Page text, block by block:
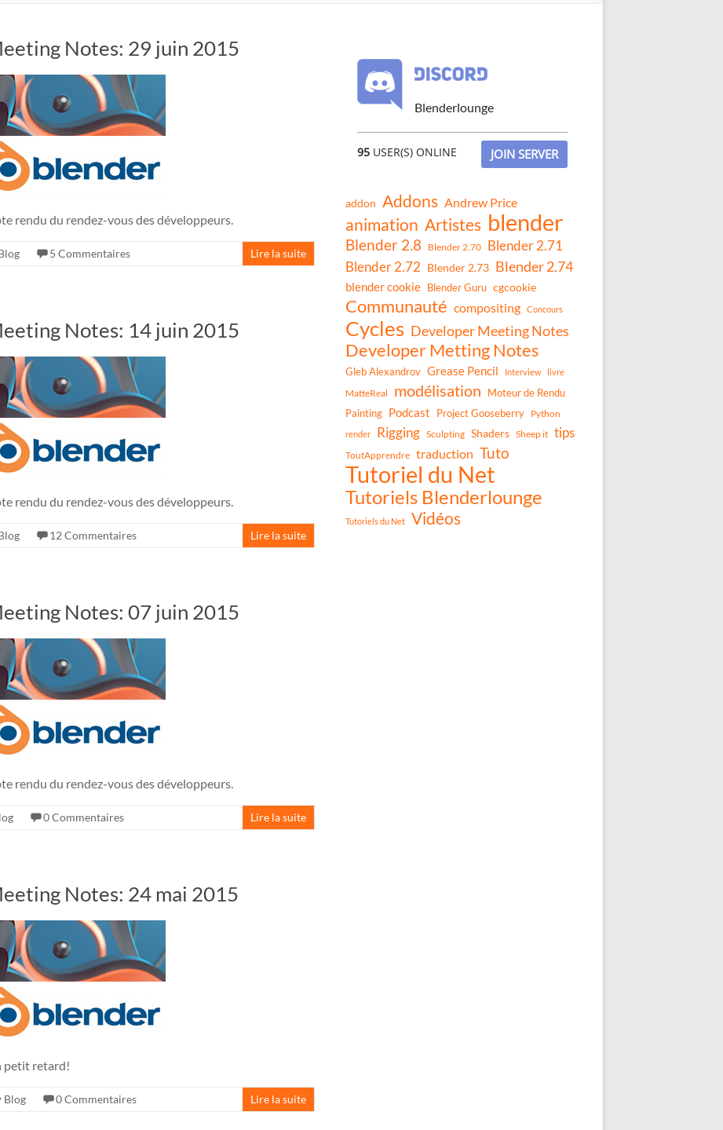
Notes: 29 juin 2015
rendu du rendez-vous des développeurs.
5 Commentaires Lire la suite
Notes: 14 juin 2015
rendu du rendez-vous des développeurs.
12 Commentaires Lire la suite
Notes: 07 juin 2015
rendu du rendez-vous des développeurs.
0 Commentaires Lire la suite
Notes: 24 mai 2015
petit retard!
Blog 0 Commentaires Lire la suite
Blenderlounge
95USER(S) ONLINE JOIN SERVER
addon Addons Andrew Price
animation Artistes blender
Blender 2.8 Blender 2.70
Blender 2.71
Blender 2.72 Blender 2.73 Blender 2.74
blender cookie Blender Guru cgcookie
Communauté compositing Concours
Cycles Developer Meeting Notes
Developer Metting Notes
Gleb Alexandrov Grease Pencil Interview livre
MatteReal modélisation
Moteur de Rendu
Painting Podcast Project Gooseberry Python
render Rigging Sculpting Shaders Sheep it tips
ToutApprendre traduction Tuto
Tutoriel du Net
Tutoriels Blenderlounge
Tutoriels du Net Vidéos